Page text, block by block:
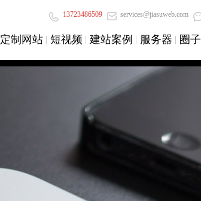
13723486509 services@jiasuweb.com
定制网站 短视频 建站案例 服务器 圈子